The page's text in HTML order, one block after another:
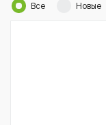
Все Новые